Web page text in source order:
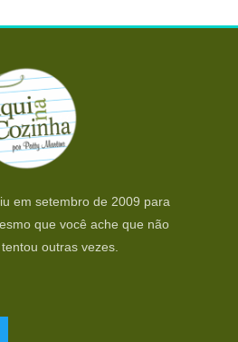
em setembro de 2009 para
que você ache que não
outras vezes.